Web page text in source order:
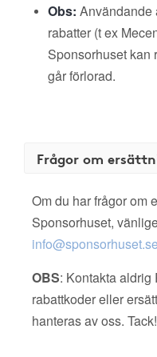
Obs: Användande
rabatter (t ex
Sponsorhuset kan
går förlorad.
Frågor om
Om du har frågor om
Sponsorhuset,
info@sponsorhuset.se
OBS: Kontakta aldrig
rabattkoder eller
hanteras av oss. Tack!